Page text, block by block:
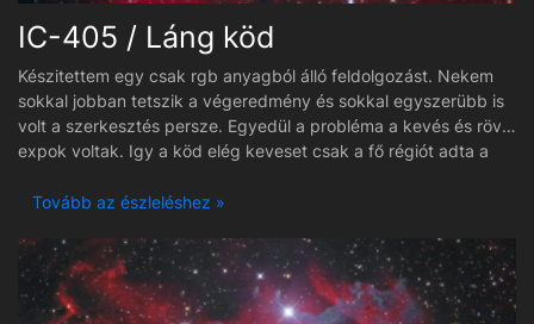
vezérlő-egység Korrektor: SkyWatcher kómakorrektor F/4
távcsövekhez Kiegészítő: ZWO 2"-os fiókos szűrőtartó (Mark II)
M54 menettel Kiegészítő: Lacerta fűthető harmatsapka 8 col
Vezetés: ZWO nagy szabad nyílású off-axis guider (OAG-L)
Expo: 80x180 sec Rgb plusz korrekciós képek. 2026.02.13.
Orosháza Hungary
IC-405 / Láng köd
Készitettem egy csak rgb anyagból álló feldolgozást. Nekem
sokkal jobban tetszik a végeredmény és sokkal egyszerübb is
volt a szerkesztés persze. Egyedül a probléma a kevés és rövid
expok voltak. Igy a köd elég keveset csak a fő régiót adta a
összehasonlitom a duoval egybetett képpel semmi
ködben. Meg azért lehet a kis feldolgozásom sem a legprofibb
még de számomra elfogadható lett és tetszik is.
Tovább az észleléshez »